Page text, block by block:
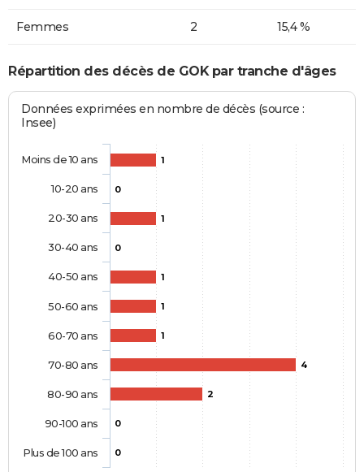
Femmes 2 15,4 %
Répartition des décès de GOK par tranche d'âges
Données exprimées en nombre de décès (source :
Insee)
1
0
1
0
1
1
1
4
2
0
0
Moins de 10 ans
10-20 ans
20-30 ans
30-40 ans
40-50 ans
50-60 ans
60-70 ans
70-80 ans
80-90 ans
90-100 ans
Plus de 100 ans